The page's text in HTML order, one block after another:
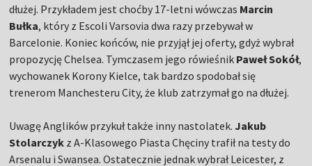
dłużej. Przykładem jest choćby 17-letni wówczas Marcin
Bułka, który z Escoli Varsovia dwa razy przebywał w
Barcelonie. Koniec końców, nie przyjął jej oferty, gdyż wybrał
propozycję Chelsea. Tymczasem jego rówieśnik Paweł Sokół,
wychowanek Korony Kielce, tak bardzo spodobał się
trenerom Manchesteru City, że klub zatrzymał go na dłużej.
Uwagę Anglików przykuł także inny nastolatek. Jakub
Stolarczyk z A-Klasowego Piasta Chęciny trafił na testy do
Arsenalu i Swansea. Ostatecznie jednak wybrał Leicester, z